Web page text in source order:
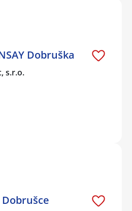
Dobruška
s.r.o.